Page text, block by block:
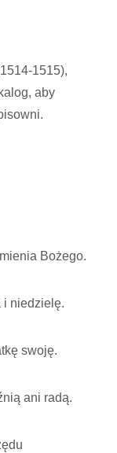
1515),
aby
Bożego.
i niedzielę.
swoję.
ani radą.